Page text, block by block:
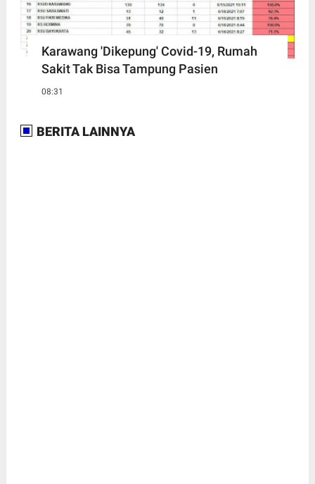
Karawang 'Dikepung' Covid-19, Rumah
Sakit Tak Bisa Tampung Pasien
08:31
BERITA LAINNYA